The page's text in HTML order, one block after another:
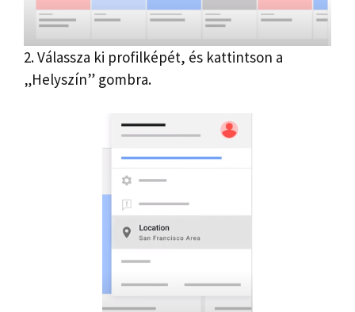
2. Válassza ki profilképét, és kattintson a
„Helyszín” gombra.